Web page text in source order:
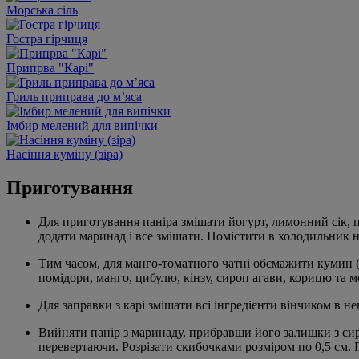
Морська сіль
Гостра гірчиця
Припрва "Карі"
Гриль приправа до м’яса
Імбир мелений для випічки
Насіння куміну (зіра)
Приготування
Для приготування паніра змішати йогурт, лимонний сік,
додати маринад і все змішати. Помістити в холодильник
Тим часом, для манго-томатного чатні обсмажити кумин
помідори, манго, цибулю, кінзу, сироп агави, корицю та
Для заправки з карі змішати всі інгредієнти вінчиком в
Вийняти панір з маринаду, прибравши його залишки з
перевертаючи. Розрізати скибочками розміром по 0,5